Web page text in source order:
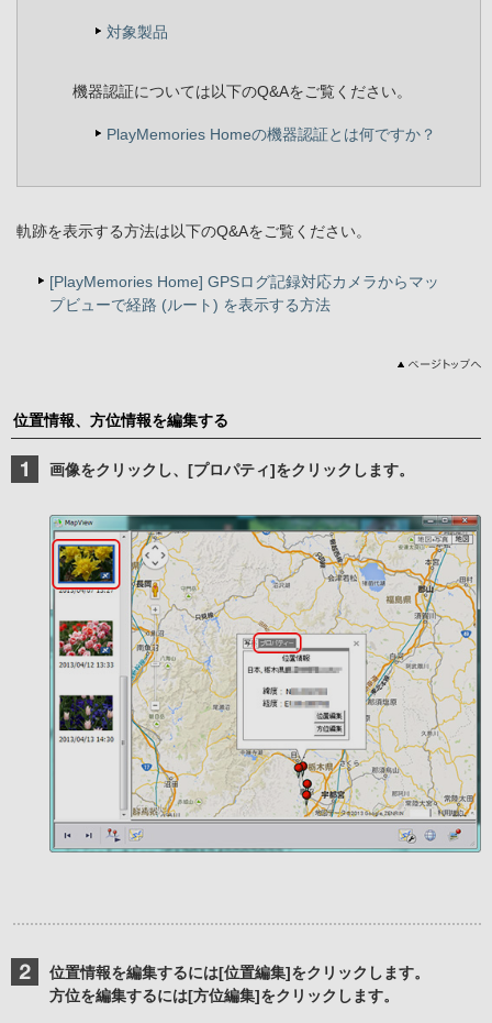
対象製品
機器認証については以下のQ&Aをご覧ください。
PlayMemories Homeの機器認証とは何ですか？
軌跡を表示する方法は以下のQ&Aをご覧ください。
[PlayMemories Home] GPSログ記録対応カメラからマッ
プビューで経路 (ルート) を表示する方法
位置情報、方位情報を編集する
画像をクリックし、[プロパティ]をクリックします。
位置情報を編集するには[位置編集]をクリックします。
方位を編集するには[方位編集]をクリックします。